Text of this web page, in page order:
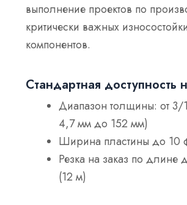
выполнение проектов по
критически важных
компонентов.
Стандартная доступность
Диапазон толщины: от 3/
4,7 мм до 152 мм)
Ширина пластины до 10
Резка на заказ по длине
(12 м)